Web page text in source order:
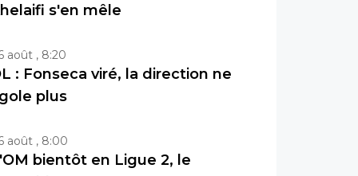
s'en mêle
août , 8:20
: Fonseca viré, la direction ne
plus
août , 8:00
bientôt en Ligue 2, le